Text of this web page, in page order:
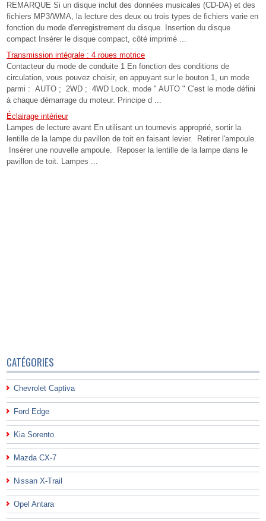
REMARQUE Si un disque inclut des données musicales (CD-DA) et des
fichiers MP3/WMA, la lecture des deux ou trois types de fichiers varie en
fonction du mode d'enregistrement du disque. Insertion du disque
compact Insérer le disque compact, côté imprimé ...
Transmission intégrale : 4 roues motrice
Contacteur du mode de conduite 1 En fonction des conditions de
circulation, vous pouvez choisir, en appuyant sur le bouton 1, un mode
parmi : AUTO ; 2WD ; 4WD Lock. mode " AUTO " C'est le mode défini
à chaque démarrage du moteur. Principe d ...
Éclairage intérieur
Lampes de lecture avant En utilisant un tournevis approprié, sortir la
lentille de la lampe du pavillon de toit en faisant levier. Retirer l'ampoule.
Insérer une nouvelle ampoule. Reposer la lentille de la lampe dans le
pavillon de toit. Lampes ...
CATÉGORIES
Chevrolet Captiva
Ford Edge
Kia Sorento
Mazda CX-7
Nissan X-Trail
Opel Antara